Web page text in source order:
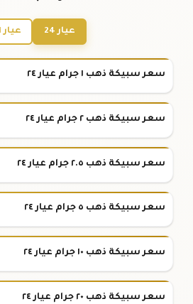
عيار 24 عيار 21
سعر سبيكة ذهب ١ جرام عيار ٢٤
سعر سبيكة ذهب ٢ جرام عيار ٢٤
سعر سبيكة ذهب ٢.٥ جرام عيار ٢٤
سعر سبيكة ذهب ٥ جرام عيار ٢٤
سعر سبيكة ذهب ١٠ جرام عيار ٢٤
سعر سبيكة ذهب ٢٠ جرام عيار ٢٤